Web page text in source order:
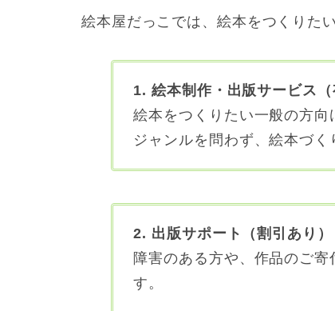
絵本屋だっこでは、絵本をつくりた
1. 絵本制作・出版サービス（
絵本をつくりたい一般の方向
ジャンルを問わず、絵本づく
2. 出版サポート（割引あり）
障害のある方や、作品のご
す。